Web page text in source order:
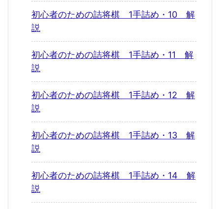
初心者のための詰将棋 1手詰め・10 解
説
初心者のための詰将棋 1手詰め・11 解
説
初心者のための詰将棋 1手詰め・12 解
説
初心者のための詰将棋 1手詰め・13 解
説
初心者のための詰将棋 1手詰め・14 解
説